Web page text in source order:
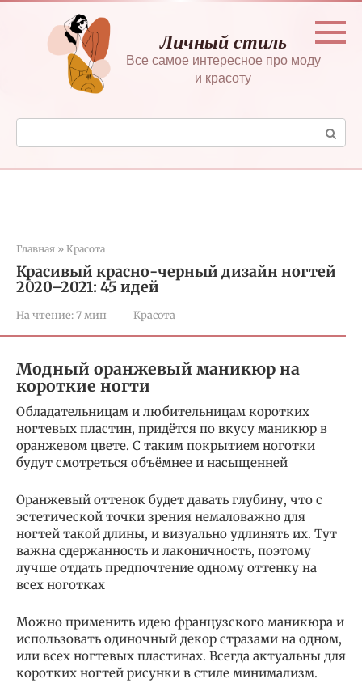
Перейти
контенту
Личный стиль
Все самое интересное про моду
и красоту
Поиск:
Главная » Красота
Красивый красно-черный дизайн ногтей
2020–2021: 45 идей
На чтение:7 мин Красота
Модный оранжевый маникюр на
короткие ногти
Обладательницам и любительницам коротких
ногтевых пластин, придётся по вкусу маникюр в
оранжевом цвете. С таким покрытием ноготки
будут смотреться объёмнее и насыщенней
Оранжевый оттенок будет давать глубину, что с
эстетической точки зрения немаловажно для
ногтей такой длины, и визуально удлинять их. Тут
важна сдержанность и лаконичность, поэтому
лучше отдать предпочтение одному оттенку на
всех ноготках
Можно применить идею французского маникюра и
использовать одиночный декор стразами на одном,
или всех ногтевых пластинах. Всегда актуальны для
коротких ногтей рисунки в стиле минимализм.